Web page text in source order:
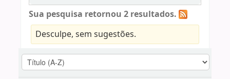
Sua pesquisa retornou 2 resultados.
Desculpe, sem sugestões.